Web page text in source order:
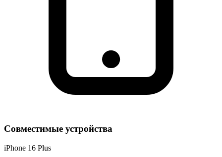
Совместимые устройства
iPhone 16 Plus